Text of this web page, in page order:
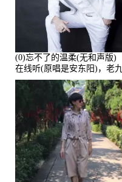
(0)忘不了的温柔(无和声版)
在线听(原唱是安东阳)，老九
演唱点播:17392次